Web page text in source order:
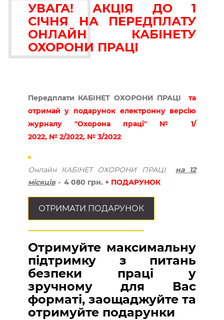
УВАГА! АКЦІЯ ДО 1
СІЧНЯ НА ПЕРЕДПЛАТУ
ОНЛАЙН КАБІНЕТУ
ОХОРОНИ ПРАЦІ
Передплати КАБІНЕТ ОХОРОНИ ПРАЦІ
та
отримай у подарунок електронну версію
журналу "Охорона праці" № 1/
2022, № 2/2022, № 3/2022
Онлайн КАБІНЕТ ОХОРОНИ ПРАЦІ на 12
місяців-4 080 грн. + ПОДАРУНОК
ОТРИМАТИ ПОДАРУНОК
Отримуйте максимальну
підтримку з питань
безпеки праці у
зручному для Вас
форматі, заощаджуйте та
отримуйте подарунки